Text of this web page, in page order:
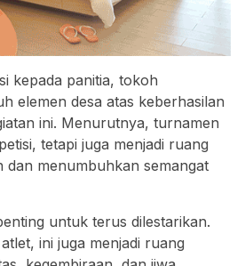
kepada panitia, tokoh
elemen desa atas keberhasilan
ini. Menurutnya, turnamen
tetapi juga menjadi ruang
dan menumbuhkan semangat
untuk terus dilestarikan.
ini juga menjadi ruang